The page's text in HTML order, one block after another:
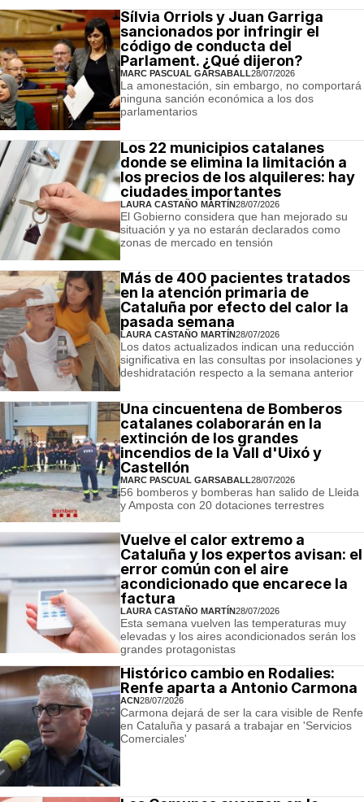
Sílvia Orriols y Juan Garriga
sancionados por infringir el
código de conducta del
Parlament. ¿Qué dijeron?
MARC PASCUAL GARSABALL28/07/2026
La amonestación, sin embargo, no comportará
ninguna sanción económica a los dos
parlamentarios
Los 22 municipios catalanes
donde se elimina la limitación a
los precios de los alquileres: hay
ciudades importantes
LAURA CASTAÑO MARTÍN28/07/2026
El Gobierno considera que han mejorado su
situación y ya no estarán declarados como
zonas de mercado en tensión
Más de 400 pacientes tratados
en la atención primaria de
Cataluña por efecto del calor la
pasada semana
LAURA CASTAÑO MARTÍN28/07/2026
Los datos actualizados indican una reducción
significativa en las consultas por insolaciones y
deshidratación respecto a la semana anterior
Una cincuentena de Bomberos
catalanes colaborarán en la
extinción de los grandes
incendios de la Vall d'Uixó y
Castellón
MARC PASCUAL GARSABALL28/07/2026
56 bomberos y bomberas han salido de Lleida
y Amposta con 20 dotaciones terrestres
Vuelve el calor extremo a
Cataluña y los expertos avisan: el
error común con el aire
acondicionado que encarece la
factura
LAURA CASTAÑO MARTÍN28/07/2026
Esta semana vuelven las temperaturas muy
elevadas y los aires acondicionados serán los
grandes protagonistas
Histórico cambio en Rodalies:
Renfe aparta a Antonio Carmona
ACN28/07/2026
Carmona dejará de ser la cara visible de Renfe
en Cataluña y pasará a trabajar en 'Servicios
Comerciales'